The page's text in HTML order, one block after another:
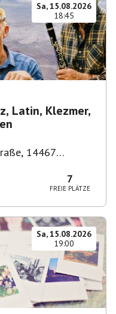
Sa, 15.08.2026
18:45
Latin, Klezmer,
14467
7
FREIE PLÄTZE
Sa, 15.08.2026
19:00